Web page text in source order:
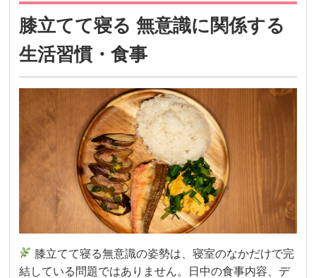
膝立てて寝る 無意識に関係する
生活習慣・食事
膝立てて寝る無意識の姿勢は、寝室のなかだけで完
結している問題ではありません。日中の食事内容、デ